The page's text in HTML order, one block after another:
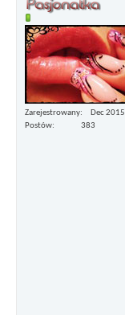
Zarejestrowany
Dec 2015
Postów
383